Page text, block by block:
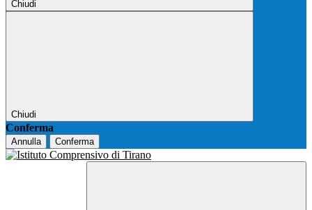
Chiudi
Chiudi
Conferma
Annulla Conferma